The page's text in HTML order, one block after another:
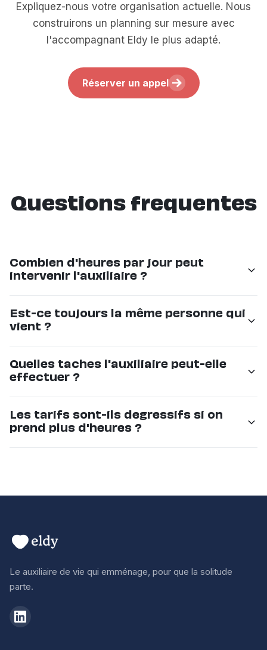
Expliquez-nous votre organisation actuelle. Nous
construirons un planning sur mesure avec
l'accompagnant Eldy le plus adapté.
Réserver un appel
Questions frequentes
Combien d'heures par jour peut
intervenir l'auxiliaire ?
Le planning est entierement flexible et ajustable
Est-ce toujours la même personne qui
vient ?
retrouve toujours le même visage, ce qui cree une
Quelles taches l'auxiliaire peut-elle
effectuer ?
accompagnement aux rendez-vous, promenades,
stimulation cognitive. Tout ce qui contribue au bien-
Les tarifs sont-ils degressifs si on
prend plus d'heures ?
Le auxiliaire de vie qui emménage, pour que la solitude
parte.